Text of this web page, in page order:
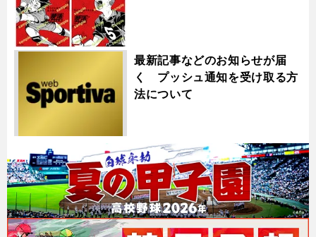
最新記事などのお知らせが届
く プッシュ通知を受け取る方
法について